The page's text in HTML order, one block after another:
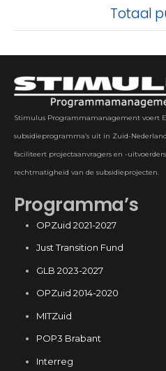
Totaal
Stimulus Programmamanagement voert
subsidieprogramma’s uit in Zuid-
faciliteert projectaanvragers en -
rechtmatigheid van de subsidieprojecten.
Programma’s
OPZuid 2021-2027
Just Transition Fund
GLB 2023-2027
OPZuid 2014-2020
MITZuid
POP3 Brabant
Interreg